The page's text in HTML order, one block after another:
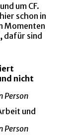
um CF.
schon in
Momenten
dafür sind
nicht
Person
und
Person